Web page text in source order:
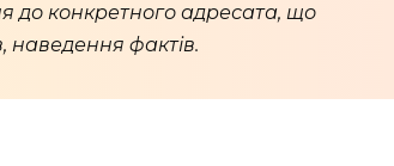
до конкретного адресата, що
наведення фактів.